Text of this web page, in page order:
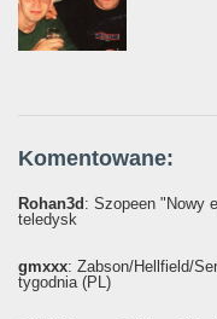
Komentowane:
Rohan3d : Szopeen "Nowy
teledysk
gmxxx: Żabson/Hellfield/
tygodnia (PL)